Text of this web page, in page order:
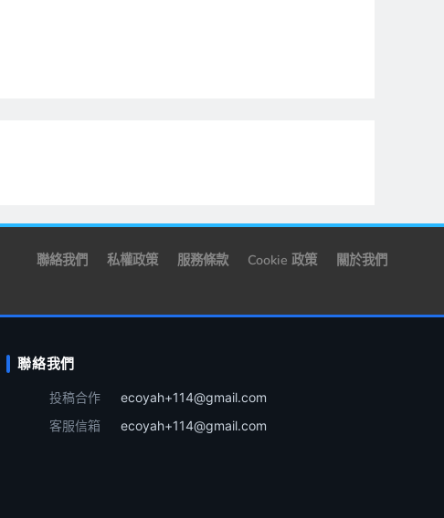
聯絡我們 私權政策 服務條款 Cookie 政策 關於我們
聯絡我們
投稿合作
ecoyah+114@gmail.com
客服信箱
ecoyah+114@gmail.com